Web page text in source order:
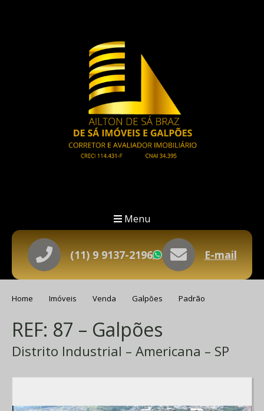
Menu
(11) 9 9137-2196 WhatsApp
E-mail
Home Imóveis Venda Galpões Padrão
REF: 87 – Galpões
Distrito Industrial – Americana – SP